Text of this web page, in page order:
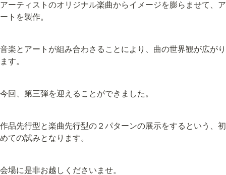
アーティストのオリジナル楽曲からイメージを膨らませて、ア
ートを製作。
音楽とアートが組み合わさることにより、曲の世界観が広がり
ます。
今回、第三弾を迎えることができました。
作品先行型と楽曲先行型の２パターンの展示をするという、初
めての試みとなります。
会場に是非お越しくださいませ。